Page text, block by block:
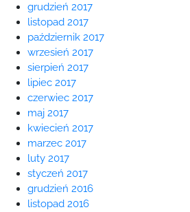
grudzień 2017
listopad 2017
październik 2017
wrzesień 2017
sierpień 2017
lipiec 2017
czerwiec 2017
maj 2017
kwiecień 2017
marzec 2017
luty 2017
styczeń 2017
grudzień 2016
listopad 2016